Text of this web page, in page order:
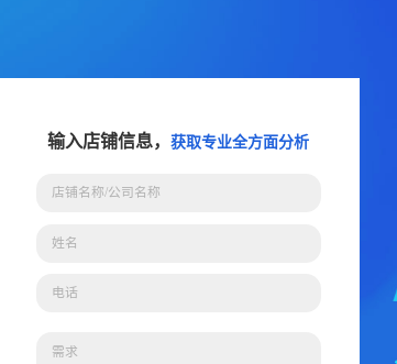
输入店铺信息，获取专业全方面分析